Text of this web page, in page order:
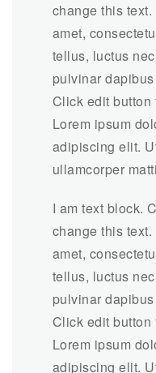
change this
amet,
tellus, luctus
pulvinar
Click edit button
Lorem ipsum
adipiscing elit.
ullamcorper
I am text block.
change this
amet,
tellus, luctus
pulvinar
Click edit button
Lorem ipsum
adipiscing elit.